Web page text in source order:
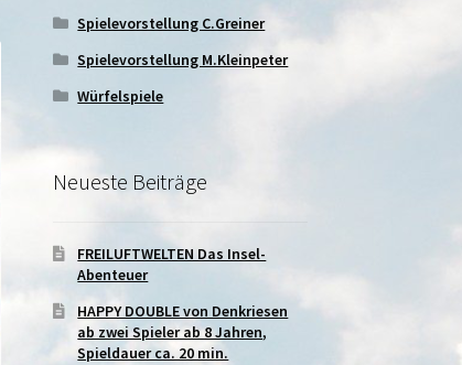
Spielevorstellung C.Greiner
Spielevorstellung M.Kleinpeter
Würfelspiele
Neueste Beiträge
FREILUFTWELTEN Das Insel-
Abenteuer
HAPPY DOUBLE von Denkriesen
ab zwei Spieler ab 8 Jahren,
Spieldauer ca. 20 min.